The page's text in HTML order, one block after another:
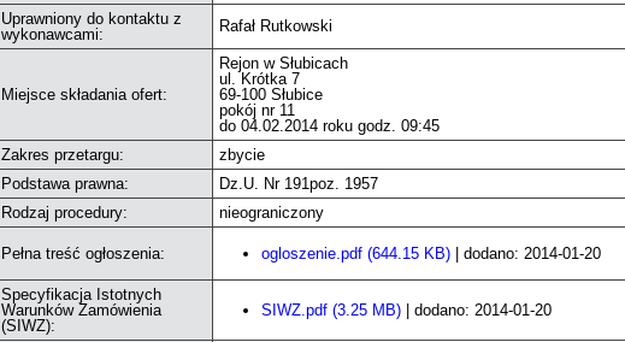
Uprawniony do kontaktu z
wykonawcami:
Rafał Rutkowski
Miejsce składania ofert:
Rejon w Słubicach
ul. Krótka 7
69-100 Słubice
pokój nr 11
do 04.02.2014 roku godz. 09:45
Zakres przetargu:
zbycie
Podstawa prawna:
Dz.U. Nr 191poz. 1957
Rodzaj procedury:
nieograniczony
Pełna treść ogłoszenia: ogloszenie.pdf (644.15 KB) | dodano: 2014-01-20
Specyfikacja Istotnych
Warunków Zamówienia
(SIWZ):
SIWZ.pdf (3.25 MB) | dodano: 2014-01-20